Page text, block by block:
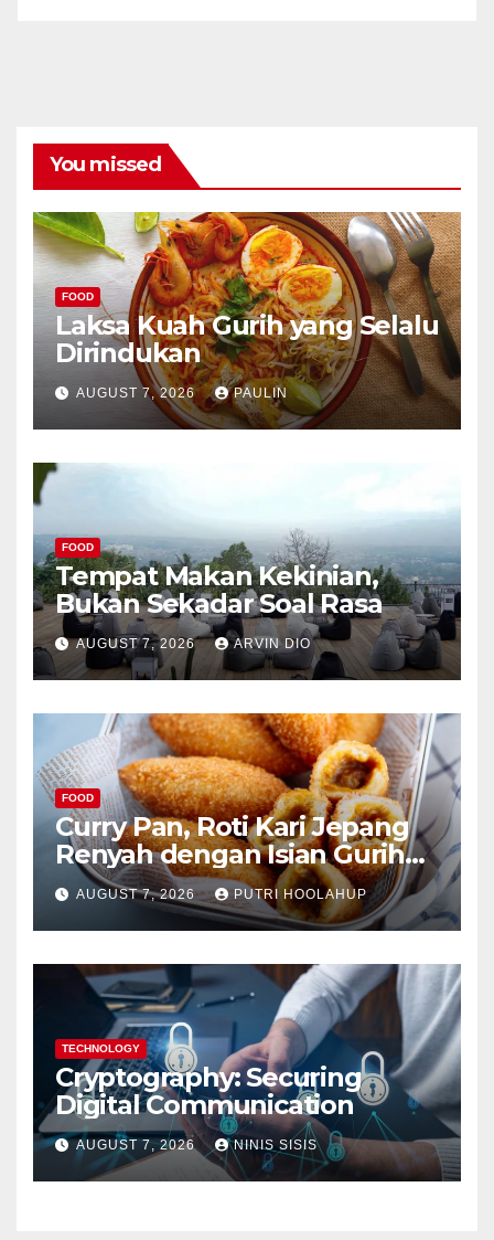
You missed
FOOD
Laksa Kuah Gurih yang Selalu
Dirindukan
AUGUST 7, 2026 PAULIN
FOOD
Tempat Makan Kekinian,
Bukan Sekadar Soal Rasa
AUGUST 7, 2026 ARVIN DIO
FOOD
Curry Pan, Roti Kari Jepang
Renyah dengan Isian Gurih
Menggoda
AUGUST 7, 2026 PUTRI HOOLAHUP
TECHNOLOGY
Cryptography: Securing
Digital Communication
AUGUST 7, 2026 NINIS SISIS